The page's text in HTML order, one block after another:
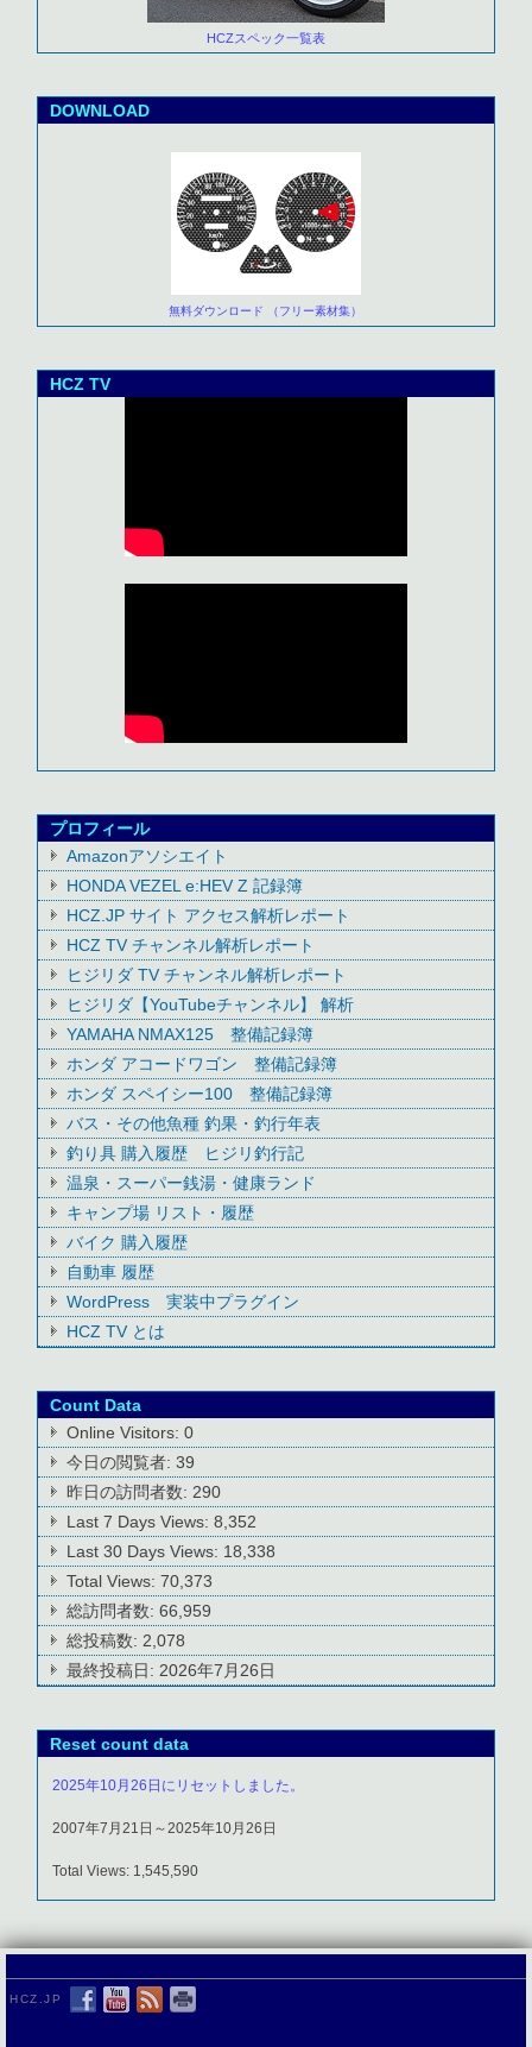
HCZスペック一覧表
DOWNLOAD
無料ダウンロード （フリー素材集）
HCZ TV
プロフィール
Amazonアソシエイト
HONDA VEZEL e:HEV Z 記録簿
HCZ.JP サイト アクセス解析レポート
HCZ TV チャンネル解析レポート
ヒジリダ TV チャンネル解析レポート
ヒジリダ【YouTubeチャンネル】 解析
YAMAHA NMAX125 整備記録簿
ホンダ アコードワゴン 整備記録簿
ホンダ スペイシー100 整備記録簿
バス・その他魚種 釣果・釣行年表
釣り具 購入履歴 ヒジリ釣行記
温泉・スーパー銭湯・健康ランド
キャンプ場 リスト・履歴
バイク 購入履歴
自動車 履歴
WordPress 実装中プラグイン
HCZ TV とは
Count Data
Online Visitors:0
今日の閲覧者:39
昨日の訪問者数: 290
Last 7 Days Views:8,352
Last 30 Days Views: 18,338
Total Views:70,373
総訪問者数:66,959
総投稿数: 2,078
最終投稿日: 2026年7月26日
Reset count data
2025年10月26日にリセットしました。
2007年7月21日～2025年10月26日
Total Views: 1,545,590
HCZ.JP